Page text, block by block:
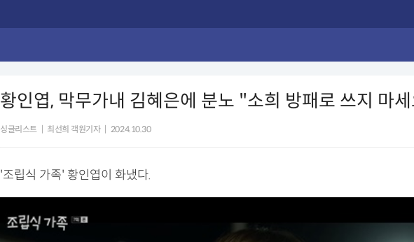
황인엽, 막무가내 김혜은에 분노 "소희 방패로 쓰지 마
싱글리스트 최선희 객원기자 2024.10.30
'조립식 가족' 황인엽이 화냈다.